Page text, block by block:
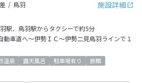
施設詳細
鳥羽
駅、鳥羽駅からタクシーで約5分
車道へ～伊勢ＩＣ～伊勢二見鳥羽ラインで１
温泉 露天風呂 駐車場有り
旅館